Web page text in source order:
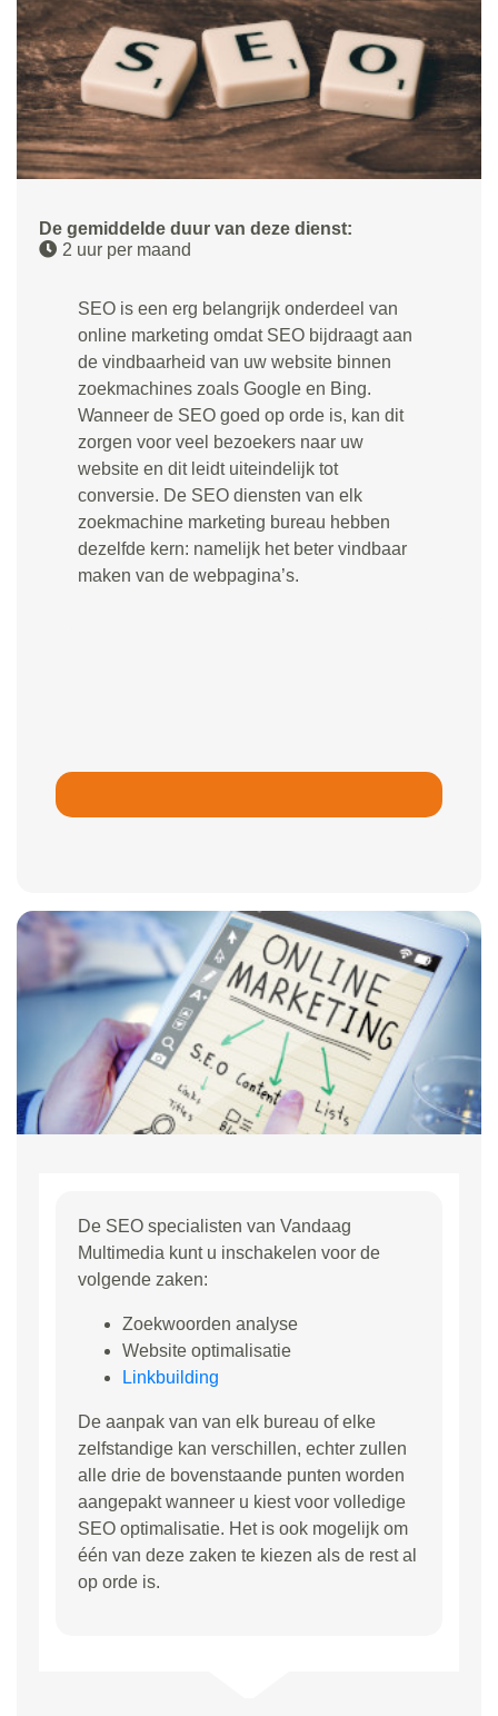
De gemiddelde duur van deze dienst:
2 uur per maand
SEO is een erg belangrijk onderdeel van
online marketing omdat SEO bijdraagt aan
de vindbaarheid van uw website binnen
zoekmachines zoals Google en Bing.
Wanneer de SEO goed op orde is, kan dit
zorgen voor veel bezoekers naar uw
website en dit leidt uiteindelijk tot
conversie. De SEO diensten van elk
zoekmachine marketing bureau hebben
dezelfde kern: namelijk het beter vindbaar
maken van de webpagina’s.
De SEO specialisten van Vandaag
Multimedia kunt u inschakelen voor de
volgende zaken:
Zoekwoorden analyse
Website optimalisatie
Linkbuilding
De aanpak van van elk bureau of elke
zelfstandige kan verschillen, echter zullen
alle drie de bovenstaande punten worden
aangepakt wanneer u kiest voor volledige
SEO optimalisatie. Het is ook mogelijk om
één van deze zaken te kiezen als de rest al
op orde is.